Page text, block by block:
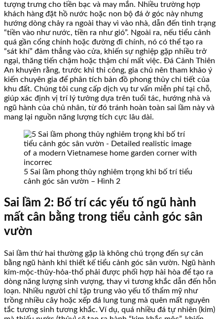
tượng trưng cho tiền bạc và may mắn. Nhiều trường hợp
khách hàng đặt hồ nước hoặc non bộ đá ở góc này nhưng
hướng dòng chảy ra ngoài thay vì vào nhà, dẫn đến tình trạng
“tiền vào như nước, tiền ra như gió”. Ngoài ra, nếu tiểu cảnh
quá gần cổng chính hoặc đường đi chính, nó có thể tạo ra
“sát khí” đâm thẳng vào cửa, khiến sự nghiệp gặp nhiều trở
ngại, thăng tiến chậm hoặc thậm chí mất việc. Đá Cảnh Thiên
An khuyên rằng, trước khi thi công, gia chủ nên tham khảo ý
kiến chuyên gia để phân tích bản đồ phong thủy chi tiết của
khu đất. Chúng tôi cung cấp dịch vụ tư vấn miễn phí tại chỗ,
giúp xác định vị trí lý tưởng dựa trên tuổi tác, hướng nhà và
ngũ hành của chủ nhân, từ đó tránh hoàn toàn sai lầm này và
mang lại nguồn năng lượng tích cực lâu dài.
5 Sai lầm phong thủy nghiêm trọng khi bố trí tiểu
cảnh góc sân vườn – Hình 2
Sai lầm 2: Bố trí các yếu tố ngũ hành
mất cân bằng trong tiểu cảnh góc sân
vườn
Sai lầm thứ hai thường gặp là không chú trọng đến sự cân
bằng ngũ hành khi thiết kế tiểu cảnh góc sân vườn. Ngũ hành
kim-mộc-thủy-hỏa-thổ phải được phối hợp hài hòa để tạo ra
dòng năng lượng sinh vượng, thay vì tương khắc dẫn đến hỗn
loạn. Nhiều người chỉ tập trung vào yếu tố thẩm mỹ như
trồng nhiều cây hoặc xếp đá lung tung mà quên mất nguyên
tắc tương sinh tương khắc. Ví dụ, quá nhiều đá tự nhiên (kim)